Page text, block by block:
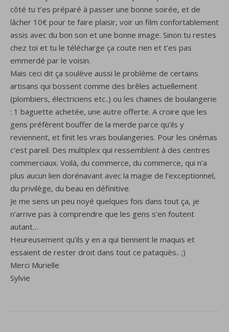
côté tu t’es préparé à passer une bonne soirée, et de
lâcher 10€ pour te faire plaisir, voir un film confortablement
assis avec du bon son et une bonne image. Sinon tu restes
chez toi et tu le télécharge ça coute rien et t’es pas
emmerdé par le voisin.
Mais ceci dit ça soulève aussi le problème de certains
artisans qui bossent comme des brêles actuellement
(plombiers, électriciens etc..) ou les chaines de boulangerie
: 1 baguette achetée, une autre offerte. A croire que les
gens préfèrent bouffer de la merde parce qu’ils y
reviennent, et finit les vrais boulangeries. Pour les cinémas
c’est pareil. Des multiplex qui ressemblent à des centres
commerciaux. Voilà, du commerce, du commerce, qui n’a
plus aucun lien dorénavant avec la magie de l’exceptionnel,
du privilège, du beau en définitive.
Je me sens un peu noyé quelques fois dans tout ça, je
n’arrive pas à comprendre que les gens s’en foutent
autant…
Heureusement qu’ils y en a qui tiennent le maquis et
essaient de rester droit dans tout ce pataquès.. ;)
Merci Murielle
Sylvie